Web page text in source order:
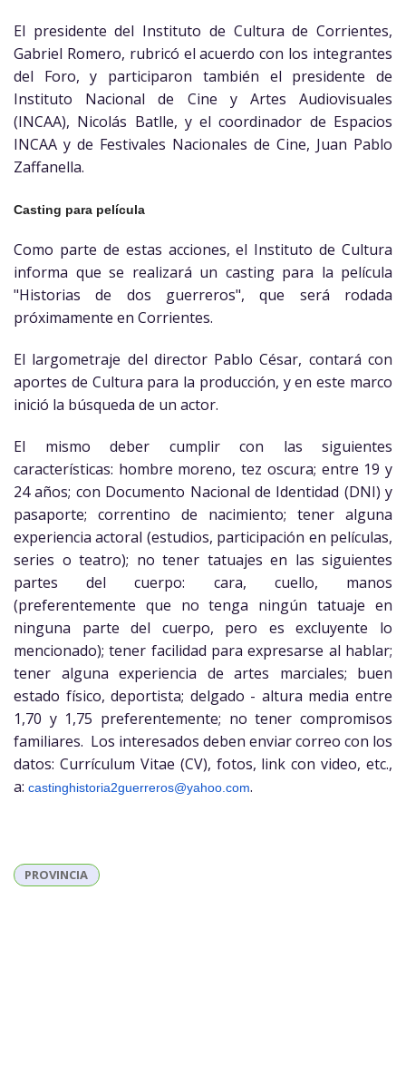
El presidente del Instituto de Cultura de Corrientes,
Gabriel Romero, rubricó el acuerdo con los integrantes
del Foro, y participaron también el presidente de
Instituto Nacional de Cine y Artes Audiovisuales
(INCAA), Nicolás Batlle, y el coordinador de Espacios
INCAA y de Festivales Nacionales de Cine, Juan Pablo
Zaffanella.
Casting para película
Como parte de estas acciones, el Instituto de Cultura
informa que se realizará un casting para la película
"Historias de dos guerreros", que será rodada
próximamente en Corrientes.
El largometraje del director Pablo César, contará con
aportes de Cultura para la producción, y en este marco
inició la búsqueda de un actor.
El mismo deber cumplir con las siguientes
características: hombre moreno, tez oscura; entre 19 y
24 años; con Documento Nacional de Identidad (DNI) y
pasaporte; correntino de nacimiento; tener alguna
experiencia actoral (estudios, participación en películas,
series o teatro); no tener tatuajes en las siguientes
partes del cuerpo: cara, cuello, manos
(preferentemente que no tenga ningún tatuaje en
ninguna parte del cuerpo, pero es excluyente lo
mencionado); tener facilidad para expresarse al hablar;
tener alguna experiencia de artes marciales; buen
estado físico, deportista; delgado - altura media entre
1,70 y 1,75 preferentemente; no tener compromisos
familiares. Los interesados deben enviar correo con los
datos: Currículum Vitae (CV), fotos, link con video, etc.,
a: castinghistoria2guerreros@yahoo.com.
PROVINCIA